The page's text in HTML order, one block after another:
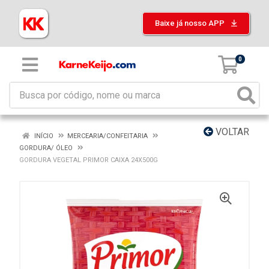
Baixe já nosso APP
0
VOLTAR
INÍCIO
MERCEARIA/CONFEITARIA
GORDURA/ ÓLEO
GORDURA VEGETAL PRIMOR CAIXA 24X500G